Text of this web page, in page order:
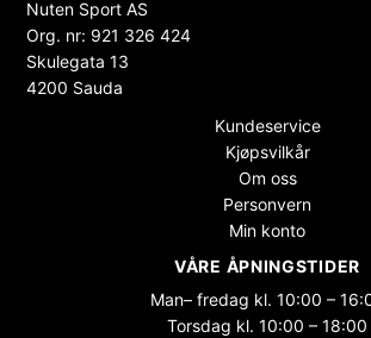
Nuten Sport AS
Org. nr: 921 326 424
Skulegata 13
4200 Sauda
Kundeservice
Kjøpsvilkår
Om oss
Personvern
Min konto
VÅRE ÅPNINGSTIDER
Man– fredag kl. 10:00 –
Torsdag kl. 10:00 – 18:00